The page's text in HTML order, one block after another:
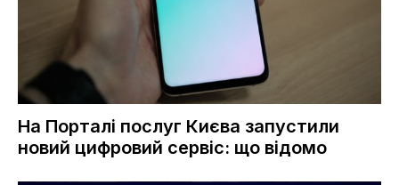
На Порталі послуг Києва запустили
новий цифровий сервіс: що відомо